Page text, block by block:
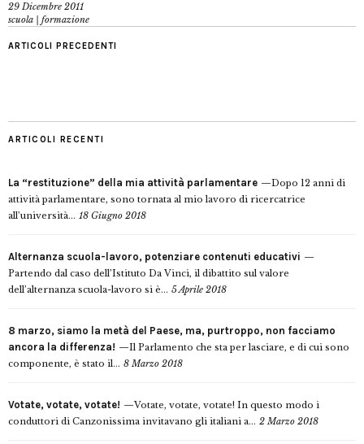
29 Dicembre 2011
scuola | formazione
ARTICOLI PRECEDENTI
ARTICOLI RECENTI
La “restituzione” della mia attività parlamentare
Dopo 12 anni di
attività parlamentare, sono tornata al mio lavoro di ricercatrice
all’università... 18 Giugno 2018
Alternanza scuola-lavoro, potenziare contenuti educativi
Partendo dal caso dell’Istituto Da Vinci, il dibattito sul valore
dell’alternanza scuola-lavoro si è... 5 Aprile 2018
8 marzo, siamo la metà del Paese, ma, purtroppo, non facciamo
ancora la differenza!
Il Parlamento che sta per lasciare, e di cui sono
componente, è stato il... 8 Marzo 2018
Votate, votate, votate!
Votate, votate, votate! In questo modo i
conduttori di Canzonissima invitavano gli italiani a... 2 Marzo 2018